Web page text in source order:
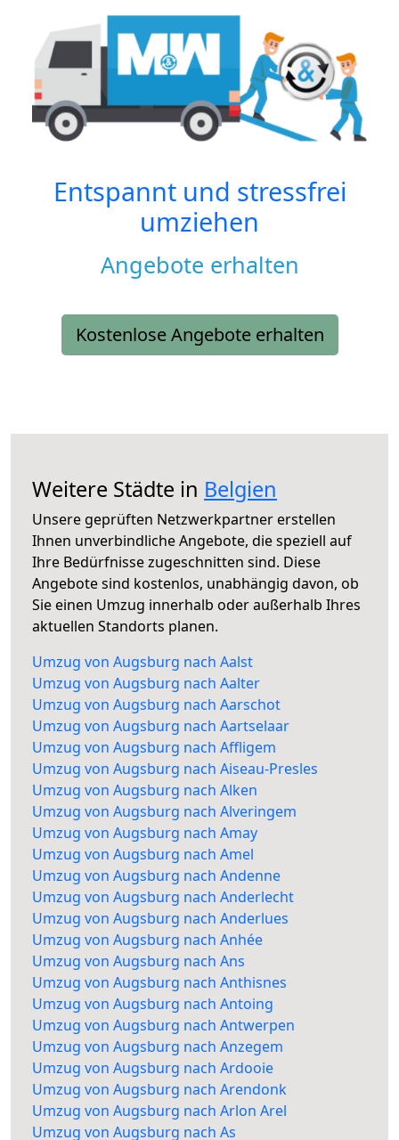
Entspannt und stressfrei
umziehen
Angebote erhalten
Kostenlose Angebote erhalten
Weitere Städte in Belgien
Unsere geprüften Netzwerkpartner erstellen
Ihnen unverbindliche Angebote, die speziell auf
Ihre Bedürfnisse zugeschnitten sind. Diese
Angebote sind kostenlos, unabhängig davon, ob
Sie einen Umzug innerhalb oder außerhalb Ihres
aktuellen Standorts planen.
Umzug von Augsburg nach Aalst
Umzug von Augsburg nach Aalter
Umzug von Augsburg nach Aarschot
Umzug von Augsburg nach Aartselaar
Umzug von Augsburg nach Affligem
Umzug von Augsburg nach Aiseau-Presles
Umzug von Augsburg nach Alken
Umzug von Augsburg nach Alveringem
Umzug von Augsburg nach Amay
Umzug von Augsburg nach Amel
Umzug von Augsburg nach Andenne
Umzug von Augsburg nach Anderlecht
Umzug von Augsburg nach Anderlues
Umzug von Augsburg nach Anhée
Umzug von Augsburg nach Ans
Umzug von Augsburg nach Anthisnes
Umzug von Augsburg nach Antoing
Umzug von Augsburg nach Antwerpen
Umzug von Augsburg nach Anzegem
Umzug von Augsburg nach Ardooie
Umzug von Augsburg nach Arendonk
Umzug von Augsburg nach Arlon Arel
Umzug von Augsburg nach As